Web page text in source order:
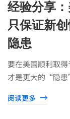
经验分享
只保证新
隐患
要在美国顺利取
才是更大的“隐
阅读更多